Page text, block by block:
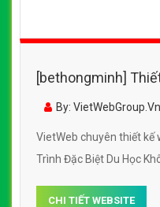
[bethongminh]
BlueSea đẹp,
By: VietWebGroup.Vn
VietWeb chuyên thiết kế
Trình Đặc Biệt Du Học
CHI TIẾT WEBSITE